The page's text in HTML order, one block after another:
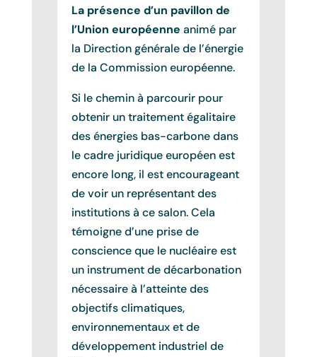
La présence d’un pavillon de
l’Union européenne animé par
la Direction générale de l’énergie
de la Commission européenne.
Si le chemin à parcourir pour
obtenir un traitement égalitaire
des énergies bas-carbone dans
le cadre juridique européen est
encore long, il est encourageant
de voir un représentant des
institutions à ce salon. Cela
témoigne d’une prise de
conscience que le nucléaire est
un instrument de décarbonation
nécessaire à l’atteinte des
objectifs climatiques,
environnementaux et de
développement industriel de